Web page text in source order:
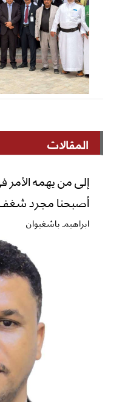
المقالات
إلى من يهمه الأمر
أصبحنا مجرد
ابراهيم باشغيوان